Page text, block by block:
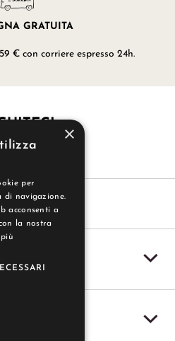
GRATUITA
€ con corriere espresso 24h.
×
per
di navigazione.
acconsenti a
la nostra